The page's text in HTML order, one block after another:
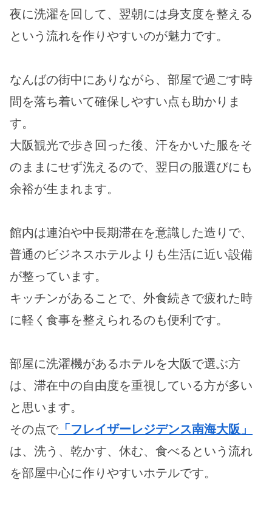
夜に洗濯を回して、翌朝には身支度を整える
という流れを作りやすいのが魅力です。
なんばの街中にありながら、部屋で過ごす時
間を落ち着いて確保しやすい点も助かりま
す。
大阪観光で歩き回った後、汗をかいた服をそ
のままにせず洗えるので、翌日の服選びにも
余裕が生まれます。
館内は連泊や中長期滞在を意識した造りで、
普通のビジネスホテルよりも生活に近い設備
が整っています。
キッチンがあることで、外食続きで疲れた時
に軽く食事を整えられるのも便利です。
部屋に洗濯機があるホテルを大阪で選ぶ方
は、滞在中の自由度を重視している方が多い
と思います。
その点で「フレイザーレジデンス南海大阪」
は、洗う、乾かす、休む、食べるという流れ
を部屋中心に作りやすいホテルです。